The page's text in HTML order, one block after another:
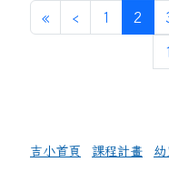
«第一頁
‹ 上一頁
1 2 (目
吉小首頁 課程計畫 幼